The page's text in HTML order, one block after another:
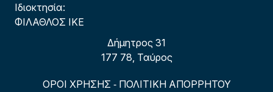
Ιδιοκτησία:
ΦΙΛΑΘΛΟΣ ΙΚΕ
Δήμητρος 31
177 78, Ταύρος
ΟΡΟΙ ΧΡΗΣΗΣ - ΠΟΛΙΤΙΚΗ ΑΠΟΡΡΗΤΟΥ